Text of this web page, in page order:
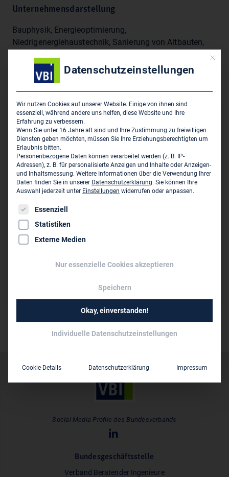
Unternehmensdarstellung
Bauphysik, Energieoptimierung,
Niedrigenergiehaustechnik, Sanierung von Altbauten,
Sicherheitsingenieur, Gesundheitsingenieur,
Brandschutz/Heißbemessung
Hauptsitz des Unternehmens
Lenz Weber Ingenieure GmbH
Hügelstraße 2
D-60435 Frankfurt am Main
069 95 44 07-0
069 95 44 07-20
info@ingweber.de
www.ingweber.de
Dr. Tekn. Dipl.-Ing. Tim Weber
Social Media Profile des Bundesverbands
Bundesgeschäftsstelle
Verband Beratender Ingenieure
Mit
Datenschutzeinstellungen
Wir nutzen Cookies auf unserer Website. Einige von ihnen sind
essenziell, während andere uns helfen, diese Website und Ihre
Erfahrung zu verbessern.
Wenn Sie unter 16 Jahre alt sind und Ihre Zustimmung zu freiwilligen
Diensten geben möchten, müssen Sie Ihre Erziehungsberechtigten um
Erlaubnis bitten.
Personenbezogene Daten können verarbeitet werden (z. B. IP-
Adressen), z. B. für personalisierte Anzeigen und Inhalte oder Anzeigen-
und Inhaltsmessung. Weitere Informationen über die Verwendung Ihrer
Daten finden Sie in unserer Datenschutzerklärung. Sie können Ihre
Auswahl jederzeit unter Einstellungen widerrufen oder anpassen.
Es folgt eine Liste der Service-Gruppen, für die eine
Essenziell
Statistiken
Externe Medien
Nur essenzielle Cookies akzeptieren
Speichern
Okay, einverstanden!
Individuelle Datenschutzeinstellungen
Cookie-Details Datenschutzerklärung Impressum